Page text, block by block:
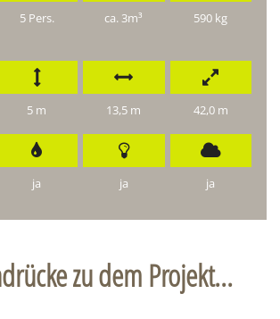
5 Pers. ca. 3m³ 590 kg
5 m 13,5 m 42,0 m
ja ja ja
zu dem Projekt...